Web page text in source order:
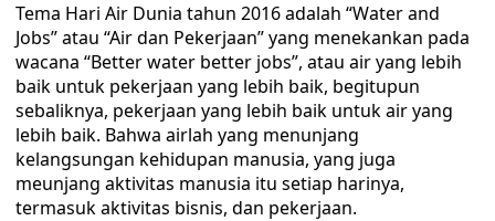
Tema Hari Air Dunia tahun 2016 adalah “Water and
Jobs” atau “Air dan Pekerjaan” yang menekankan pada
wacana “Better water better jobs”, atau air yang lebih
baik untuk pekerjaan yang lebih baik, begitupun
sebaliknya, pekerjaan yang lebih baik untuk air yang
lebih baik. Bahwa airlah yang menunjang
kelangsungan kehidupan manusia, yang juga
meunjang aktivitas manusia itu setiap harinya,
termasuk aktivitas bisnis, dan pekerjaan.